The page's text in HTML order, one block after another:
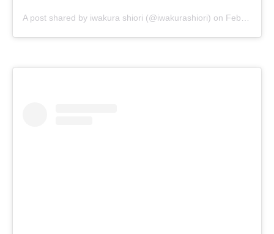
A post shared by iwakura shiori (@iwakurashiori) on Feb 5, 2019 at 9:19am PST